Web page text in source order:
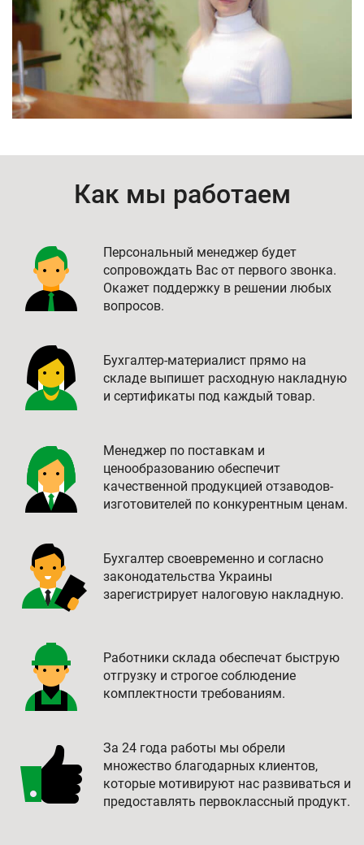
Как мы работаем
Персональный менеджер будет
сопровождать Вас от первого звонка.
Окажет поддержку в решении любых
вопросов.
Бухгалтер-материалист прямо на
складе выпишет расходную накладную
и сертификаты под каждый товар.
Менеджер по поставкам и
ценообразованию обеспечит
качественной продукцией отзаводов-
изготовителей по конкурентным ценам.
Бухгалтер своевременно и согласно
законодательства Украины
зарегистрирует налоговую накладную.
Работники склада обеспечат быструю
отгрузку и строгое соблюдение
комплектности требованиям.
За 24 года работы мы обрели
множество благодарных клиентов,
которые мотивируют нас развиваться и
предоставлять первоклассный продукт.